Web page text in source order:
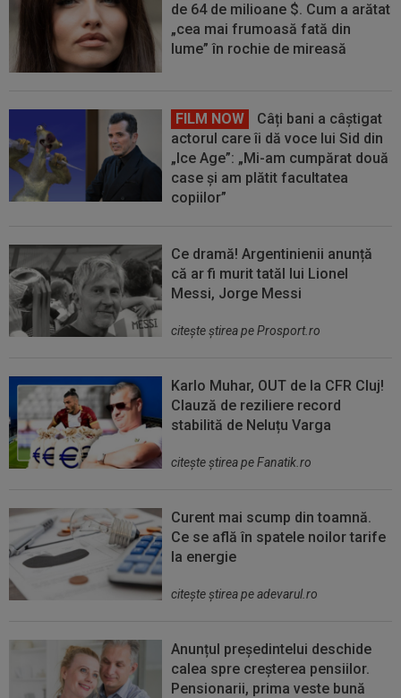
de 64 de milioane $. Cum a arătat
„cea mai frumoasă fată din
lume” în rochie de mireasă
FILM NOW
Câți bani a câștigat
actorul care îi dă voce lui Sid din
„Ice Age”: „Mi-am cumpărat două
case și am plătit facultatea
copiilor”
Ce dramă! Argentinienii anunță
că ar fi murit tatăl lui Lionel
Messi, Jorge Messi
citeşte ştirea pe Prosport.ro
Karlo Muhar, OUT de la CFR Cluj!
Clauză de reziliere record
stabilită de Neluțu Varga
citeşte ştirea pe Fanatik.ro
Curent mai scump din toamnă.
Ce se află în spatele noilor tarife
la energie
citeşte ştirea pe adevarul.ro
Anunțul președintelui deschide
calea spre creșterea pensiilor.
Pensionarii, prima veste bună